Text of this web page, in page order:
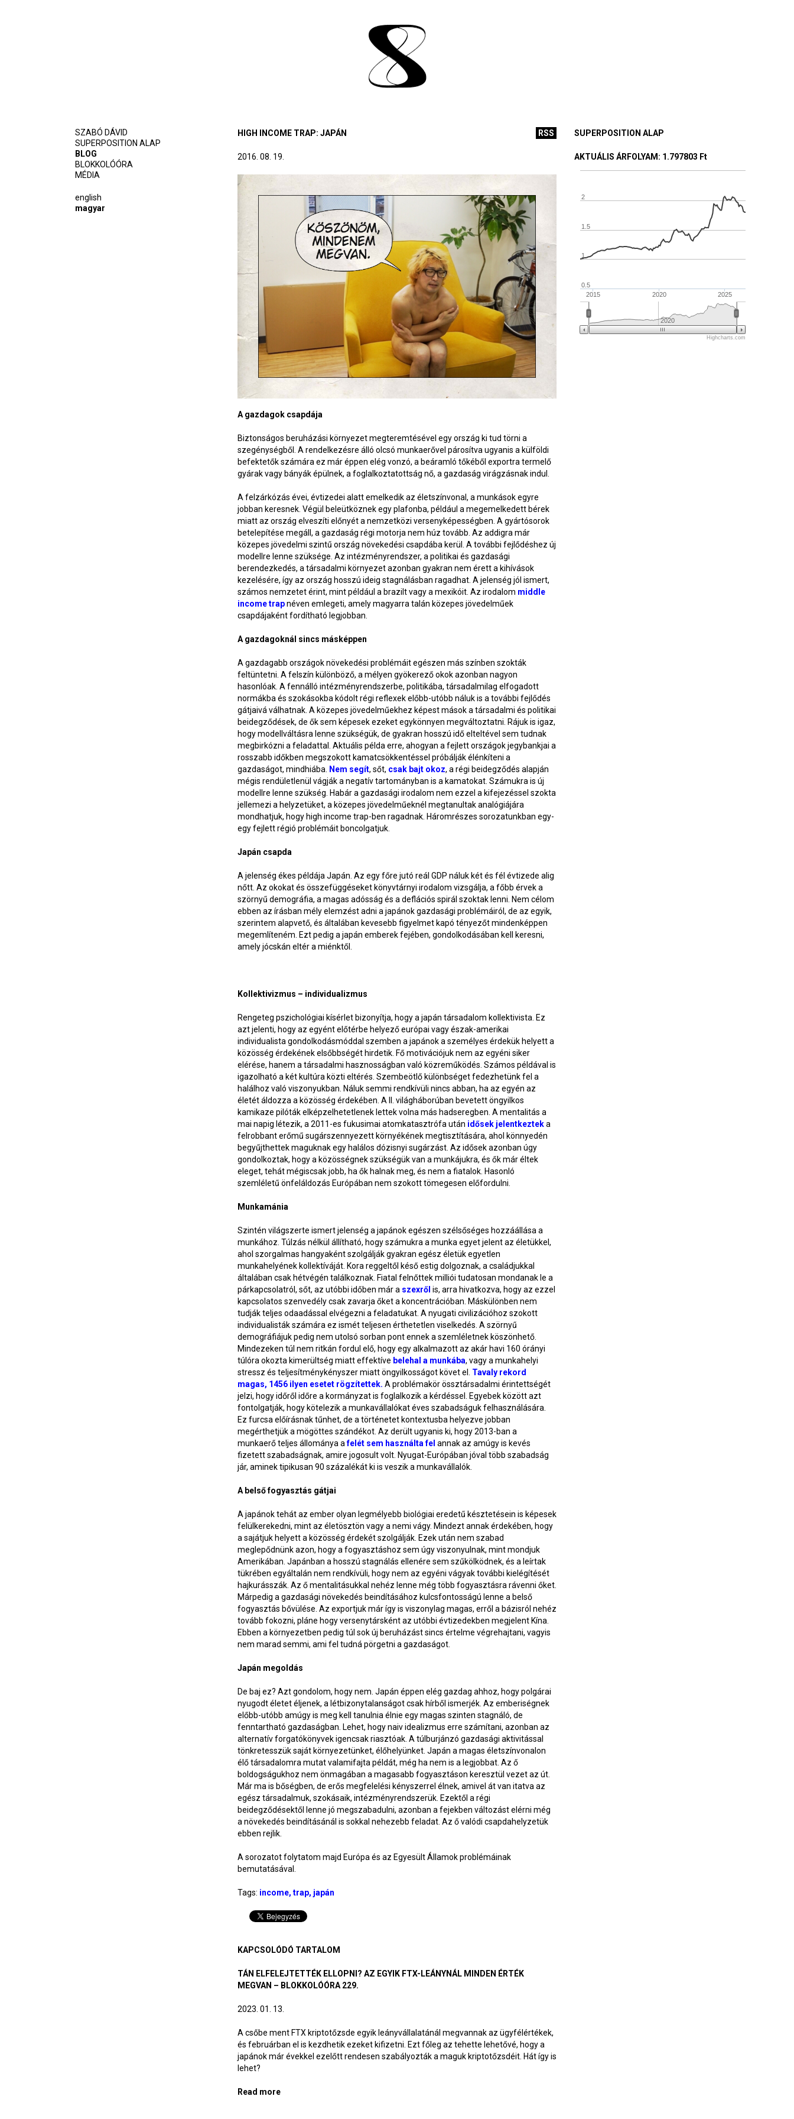
SZABÓ DÁVID
SUPERPOSITION ALAP
BLOG
BLOKKOLÓÓRA
MÉDIA
english
magyar
RSS
HIGH INCOME TRAP: JAPÁN
2016. 08. 19.
A gazdagok csapdája
Biztonságos beruházási környezet megteremtésével egy ország ki tud törni a
szegénységből. A rendelkezésre álló olcsó munkaerővel párosítva ugyanis a külföldi
befektetők számára ez már éppen elég vonzó, a beáramló tőkéből exportra termelő
gyárak vagy bányák épülnek, a foglalkoztatottság nő, a gazdaság virágzásnak indul.
A felzárkózás évei, évtizedei alatt emelkedik az életszínvonal, a munkások egyre
jobban keresnek. Végül beleütköznek egy plafonba, például a megemelkedett bérek
miatt az ország elveszíti előnyét a nemzetközi versenyképességben. A gyártósorok
betelepítése megáll, a gazdaság régi motorja nem húz tovább. Az addigra már
közepes jövedelmi szintű ország növekedési csapdába kerül. A további fejlődéshez új
modellre lenne szüksége. Az intézményrendszer, a politikai és gazdasági
berendezkedés, a társadalmi környezet azonban gyakran nem érett a kihívások
kezelésére, így az ország hosszú ideig stagnálásban ragadhat. A jelenség jól ismert,
számos nemzetet érint, mint például a brazilt vagy a mexikóit. Az irodalom middle
income trapnéven emlegeti, amely magyarra talán közepes jövedelműek
csapdájaként fordítható legjobban.
A gazdagoknál sincs másképpen
A gazdagabb országok növekedési problémáit egészen más színben szokták
feltüntetni. A felszín különböző, a mélyen gyökerező okok azonban nagyon
hasonlóak. A fennálló intézményrendszerbe, politikába, társadalmilag elfogadott
normákba és szokásokba kódolt régi reflexek előbb-utóbb náluk is a további fejlődés
gátjaivá válhatnak. A közepes jövedelműekhez képest mások a társadalmi és politikai
beidegződések, de ők sem képesek ezeket egykönnyen megváltoztatni. Rájuk is igaz,
hogy modellváltásra lenne szükségük, de gyakran hosszú idő elteltével sem tudnak
megbirkózni a feladattal. Aktuális példa erre, ahogyan a fejlett országok jegybankjai a
rosszabb időkben megszokott kamatcsökkentéssel próbálják élénkíteni a
gazdaságot, mindhiába. Nem segít, sőt, csak bajt okoz, a régi beidegződés alapján
mégis rendületlenül vágják a negatív tartományban is a kamatokat. Számukra is új
modellre lenne szükség. Habár a gazdasági irodalom nem ezzel a kifejezéssel szokta
jellemezi a helyzetüket, a közepes jövedelműeknél megtanultak analógiájára
mondhatjuk, hogy high income trap-ben ragadnak. Háromrészes sorozatunkban egy-
egy fejlett régió problémáit boncolgatjuk.
Japán csapda
A jelenség ékes példája Japán. Az egy főre jutó reál GDP náluk két és fél évtizede alig
nőtt. Az okokat és összefüggéseket könyvtárnyi irodalom vizsgálja, a főbb érvek a
szörnyű demográfia, a magas adósság és a deflációs spirál szoktak lenni. Nem célom
ebben az írásban mély elemzést adni a japánok gazdasági problémáiról, de az egyik,
szerintem alapvető, és általában kevesebb figyelmet kapó tényezőt mindenképpen
megemlíteném. Ezt pedig a japán emberek fejében, gondolkodásában kell keresni,
amely jócskán eltér a miénktől.
Kollektivizmus – individualizmus
Rengeteg pszichológiai kísérlet bizonyítja, hogy a japán társadalom kollektivista. Ez
azt jelenti, hogy az egyént előtérbe helyező európai vagy észak-amerikai
individualista gondolkodásmóddal szemben a japánok a személyes érdekük helyett a
közösség érdekének elsőbbségét hirdetik. Fő motivációjuk nem az egyéni siker
elérése, hanem a társadalmi hasznosságban való közreműködés. Számos példával is
igazolható a két kultúra közti eltérés. Szembeötlő különbséget fedezhetünk fel a
halálhoz való viszonyukban. Náluk semmi rendkívüli nincs abban, ha az egyén az
életét áldozza a közösség érdekében. A II. világháborúban bevetett öngyilkos
kamikaze pilóták elképzelhetetlenek lettek volna más hadseregben. A mentalitás a
mai napig létezik, a 2011-es fukusimai atomkatasztrófa után idősek jelentkezteka
felrobbant erőmű sugárszennyezett környékének megtisztítására, ahol könnyedén
begyűjthettek maguknak egy halálos dózisnyi sugárzást. Az idősek azonban úgy
gondolkoztak, hogy a közösségnek szükségük van a munkájukra, és ők már éltek
eleget, tehát mégiscsak jobb, ha ők halnak meg, és nem a fiatalok. Hasonló
szemléletű önfeláldozás Európában nem szokott tömegesen előfordulni.
Munkamánia
Szintén világszerte ismert jelenség a japánok egészen szélsőséges hozzáállása a
munkához. Túlzás nélkül állítható, hogy számukra a munka egyet jelent az életükkel,
ahol szorgalmas hangyaként szolgálják gyakran egész életük egyetlen
munkahelyének kollektíváját. Kora reggeltől késő estig dolgoznak, a családjukkal
általában csak hétvégén találkoznak. Fiatal felnőttek milliói tudatosan mondanak le a
párkapcsolatról, sőt, az utóbbi időben már a szexről is, arra hivatkozva, hogy az ezzel
kapcsolatos szenvedély csak zavarja őket a koncentrációban. Máskülönben nem
tudják teljes odaadással elvégezni a feladatukat. A nyugati civilizációhoz szokott
individualisták számára ez ismét teljesen érthetetlen viselkedés. A szörnyű
demográfiájuk pedig nem utolsó sorban pont ennek a szemléletnek köszönhető.
Mindezeken túl nem ritkán fordul elő, hogy egy alkalmazott az akár havi 160 órányi
túlóra okozta kimerültség miatt effektíve belehal a munkába, vagy a munkahelyi
stressz és teljesítménykényszer miatt öngyilkosságot követ el. Tavaly rekord
magas, 1456 ilyen esetet rögzítettek. A problémakör össztársadalmi érintettségét
jelzi, hogy időről időre a kormányzat is foglalkozik a kérdéssel. Egyebek között azt
fontolgatják, hogy kötelezik a munkavállalókat éves szabadságuk felhasználására.
Ez furcsa előírásnak tűnhet, de a történetet kontextusba helyezve jobban
megérthetjük a mögöttes szándékot. Az derült ugyanis ki, hogy 2013-ban a
munkaerő teljes állománya afelét sem használta fel annak az amúgy is kevés
fizetett szabadságnak, amire jogosult volt. Nyugat-Európában jóval több szabadság
jár, aminek tipikusan 90 százalékát ki is veszik a munkavállalók.
A belső fogyasztás gátjai
A japánok tehát az ember olyan legmélyebb biológiai eredetű késztetésein is képesek
felülkerekedni, mint az életösztön vagy a nemi vágy. Mindezt annak érdekében, hogy
a sajátjuk helyett a közösség érdekét szolgálják. Ezek után nem szabad
meglepődnünk azon, hogy a fogyasztáshoz sem úgy viszonyulnak, mint mondjuk
Amerikában. Japánban a hosszú stagnálás ellenére sem szűkölködnek, és a leírtak
tükrében egyáltalán nem rendkívüli, hogy nem az egyéni vágyak további kielégítését
hajkurásszák. Az ő mentalitásukkal nehéz lenne még több fogyasztásra rávenni őket.
Márpedig a gazdasági növekedés beindításához kulcsfontosságú lenne a belső
fogyasztás bővülése. Az exportjuk már így is viszonylag magas, erről a bázisról nehéz
tovább fokozni, pláne hogy versenytársként az utóbbi évtizedekben megjelent Kína.
Ebben a környezetben pedig túl sok új beruházást sincs értelme végrehajtani, vagyis
nem marad semmi, ami fel tudná pörgetni a gazdaságot.
Japán megoldás
De baj ez? Azt gondolom, hogy nem. Japán éppen elég gazdag ahhoz, hogy polgárai
nyugodt életet éljenek, a létbizonytalanságot csak hírből ismerjék. Az emberiségnek
előbb-utóbb amúgy is meg kell tanulnia élnie egy magas szinten stagnáló, de
fenntartható gazdaságban. Lehet, hogy naiv idealizmus erre számítani, azonban az
alternatív forgatókönyvek igencsak riasztóak. A túlburjánzó gazdasági aktivitással
tönkretesszük saját környezetünket, élőhelyünket. Japán a magas életszínvonalon
élő társadalomra mutat valamifajta példát, még ha nem is a legjobbat. Az ő
boldogságukhoz nem önmagában a magasabb fogyasztáson keresztül vezet az út.
Már ma is bőségben, de erős megfelelési kényszerrel élnek, amivel át van itatva az
egész társadalmuk, szokásaik, intézményrendszerük. Ezektől a régi
beidegződésektől lenne jó megszabadulni, azonban a fejekben változást elérni még
a növekedés beindításánál is sokkal nehezebb feladat. Az ő valódi csapdahelyzetük
ebben rejlik.
A sorozatot folytatom majd Európa és az Egyesült Államok problémáinak
bemutatásával.
Tags: income trap japán
KAPCSOLÓDÓ TARTALOM
TÁN ELFELEJTETTÉK ELLOPNI? AZ EGYIK FTX-LEÁNYNÁL MINDEN ÉRTÉK
MEGVAN – BLOKKOLÓÓRA 229.
2023. 01. 13.
A csőbe ment FTX kriptotőzsde egyik leányvállalatánál megvannak az ügyfélértékek,
és februárban el is kezdhetik ezeket kifizetni. Ezt főleg az tehette lehetővé, hogy a
japánok már évekkel ezelőtt rendesen szabályozták a maguk kriptotőzsdéit. Hát így is
lehet?
Read more
SUPERPOSITION ALAP
AKTUÁLIS ÁRFOLYAM : 1.797803 Ft
2015 2020 2025
2020
1
1.5
2
0.5
Highcharts.com